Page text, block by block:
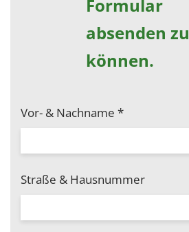
Formular
absenden zu
können.
Vor- & Nachname *
Straße & Hausnummer